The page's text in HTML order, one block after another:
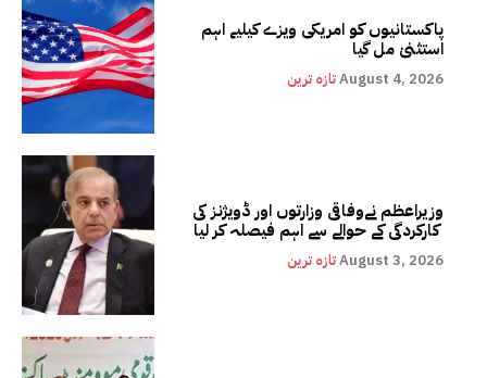
پاکستانیوں کو امریکی ویزے کیلیے اہم
استثنیٰ مل گیا
تازہ ترینAugust 4, 2026
وزیراعظم نےوفاقی وزارتوں اور ڈویژنز کی
کارکردگی کے حوالے سے اہم فیصلہ کر لیا
تازہ ترینAugust 3, 2026